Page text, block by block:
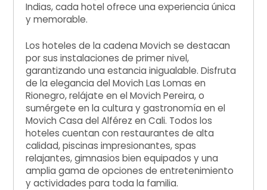
Indias, cada hotel ofrece una experiencia única
y memorable.
Los hoteles de la cadena Movich se destacan
por sus instalaciones de primer nivel,
garantizando una estancia inigualable. Disfruta
de la elegancia del Movich Las Lomas en
Rionegro, relájate en el Movich Pereira, o
sumérgete en la cultura y gastronomía en el
Movich Casa del Alférez en Cali. Todos los
hoteles cuentan con restaurantes de alta
calidad, piscinas impresionantes, spas
relajantes, gimnasios bien equipados y una
amplia gama de opciones de entretenimiento
y actividades para toda la familia.